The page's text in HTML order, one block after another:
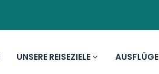
UNSERE REISEZIELE AUSFLÜGE